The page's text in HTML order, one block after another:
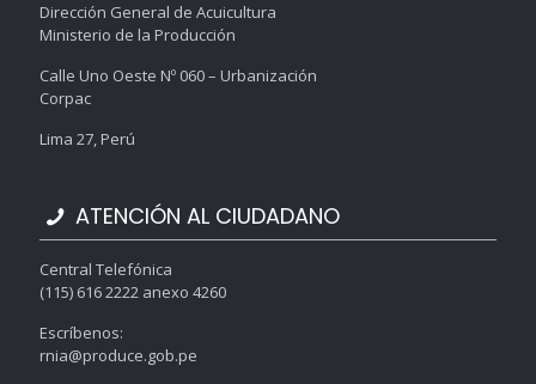
Dirección General de Acuicultura
Ministerio de la Producción
Calle Uno Oeste Nº 060 – Urbanización
Corpac
Lima 27, Perú
ATENCIÓN AL CIUDADANO
Central Telefónica
(115) 616 2222 anexo 4260
Escríbenos:
rnia@produce.gob.pe